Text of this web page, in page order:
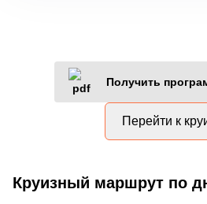
Получить
Перейти к
Круизный маршрут по